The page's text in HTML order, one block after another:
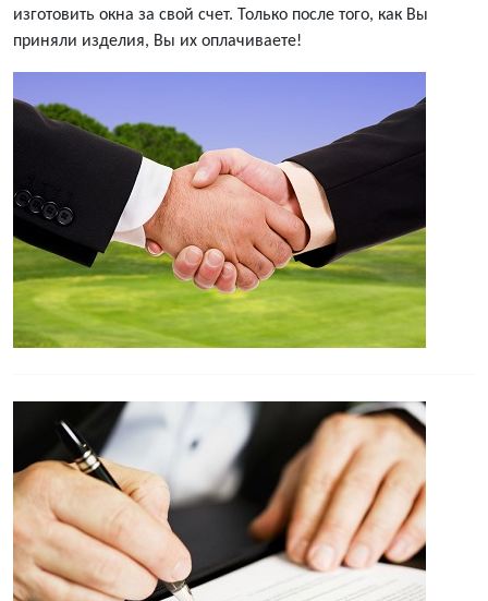
изготовить окна за свой счет. Только после того, как Вы
приняли изделия, Вы их оплачиваете!